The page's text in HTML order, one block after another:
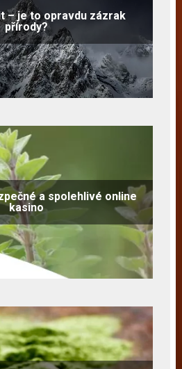
– je to opravdu zázrak
přírody?
a spolehlivé online
kasino